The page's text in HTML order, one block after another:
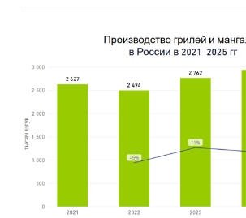
импорте в Россию и экспорте
число различных показателей:
Категория продукта
Год импорта/экспорта
Месяц импорта/экспорта
Страны получатели,
производители товара